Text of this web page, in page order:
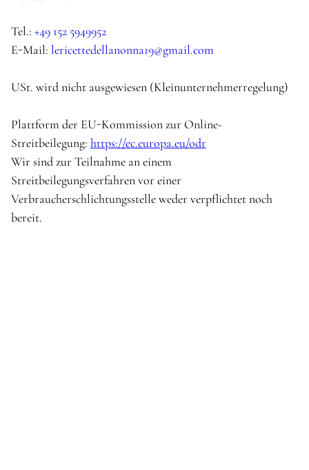
Tel.: +49 152 5949952
E-Mail: lericettedellanonna19@gmail.com
USt. wird nicht ausgewiesen (Kleinunternehmerregelung)
Plattform der EU-Kommission zur Online-
Streitbeilegung: https://ec.europa.eu/odr
Wir sind zur Teilnahme an einem
Streitbeilegungsverfahren vor einer
Verbraucherschlichtungsstelle weder verpflichtet noch
bereit.